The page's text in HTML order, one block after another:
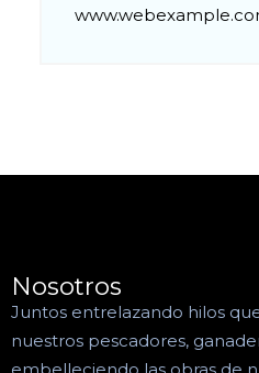
Nosotros
Juntos entrelazando hilos
nuestros pescadores,
embelleciendo las obras de